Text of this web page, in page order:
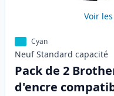
Voir
Cyan
Neuf Standard capacité
Pack de 2
d'encre